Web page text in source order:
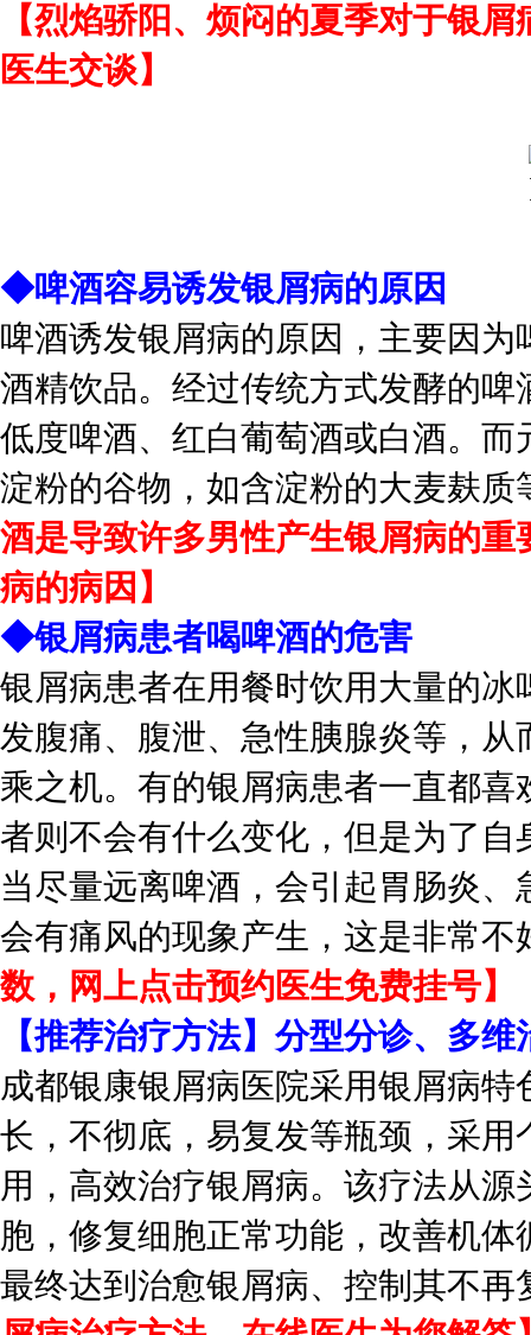
【烈焰骄阳、烦闷的夏季对于银
医生交谈】
◆啤酒容易诱发银屑病的原因
啤酒诱发银屑病的原因，主要因
酒精饮品。经过传统方式发酵的
低度啤酒、红白葡萄酒或白酒。
淀粉的谷物，如含淀粉的大麦麸
酒是导致许多男性产生银屑病的
病的病因】
◆银屑病患者喝啤酒的危害
银屑病患者在用餐时饮用大量的
发腹痛、腹泄、急性胰腺炎等，
乘之机。有的银屑病患者一直都
者则不会有什么变化，但是为了
当尽量远离啤酒，会引起胃肠炎
会有痛风的现象产生，这是非常不
数，网上点击预约医生免费挂号】
【推荐治疗方法】分型分诊、多维
成都银康银屑病医院采用银屑病
长，不彻底，易复发等瓶颈，采
用，高效治疗银屑病。该疗法从
胞，修复细胞正常功能，改善机
最终达到治愈银屑病、控制其不再